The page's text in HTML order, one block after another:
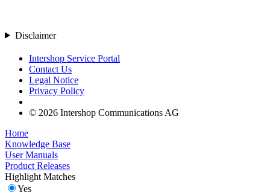
Disclaimer
Intershop Service Portal
Contact Us
Legal Notice
Privacy Policy
© 2026 Intershop Communications AG
Home
Knowledge Base
User Manuals
Product Releases
Highlight Matches
Yes